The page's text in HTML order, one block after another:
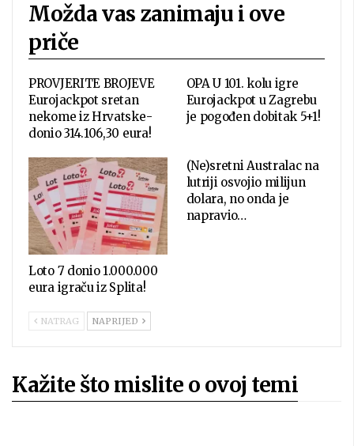
Možda vas zanimaju i ove
priče
PROVJERITE BROJEVE
Eurojackpot sretan
nekome iz Hrvatske-
donio 314.106,30 eura!
OPA U 101. kolu igre
Eurojackpot u Zagrebu
je pogođen dobitak 5+1!
Loto 7 donio 1.000.000
eura igraču iz Splita!
(Ne)sretni Australac na
lutriji osvojio milijun
dolara, no onda je
napravio…
NATRAG NAPRIJED
Kažite što mislite o ovoj temi